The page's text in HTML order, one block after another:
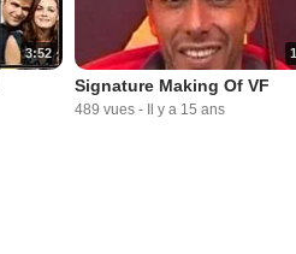
3:52
Signature Making Of VF
489 vues - Il y a 15 ans